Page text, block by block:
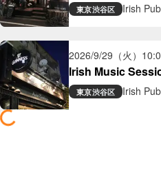
東京渋谷区
Irish
2026/9/29（火）
Irish Music
東京渋谷区
Irish